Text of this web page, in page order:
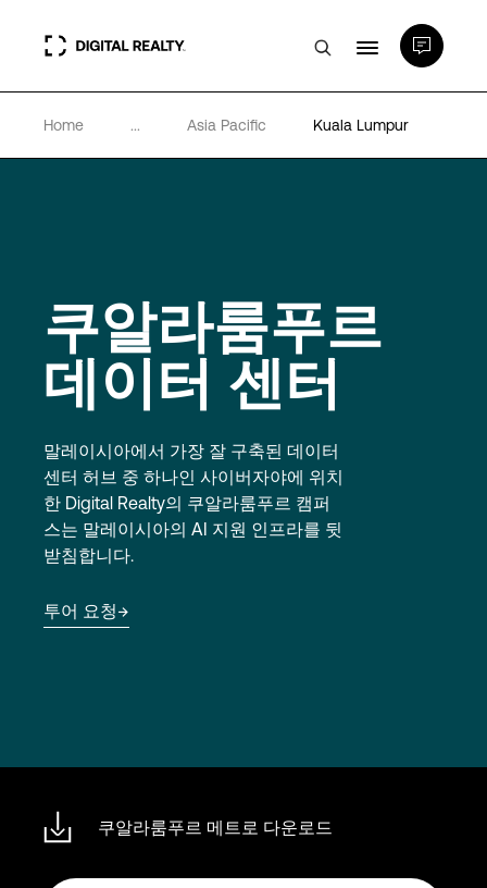
데이터 센터
전문성 및 리소스
Language
Home ... Asia Pacific Kuala Lumpur
쿠알라룸푸르
데이터 센터
말레이시아에서 가장 잘 구축된 데이터
센터 허브 중 하나인 사이버자야에 위치
한 Digital Realty의 쿠알라룸푸르 캠퍼
스는 말레이시아의 AI 지원 인프라를 뒷
받침합니다.
투어 요청
쿠알라룸푸르 메트로 다운로드